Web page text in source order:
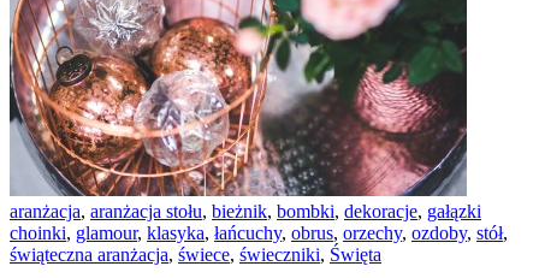
aranżacja, aranżacja stołu, bieżnik, bombki, dekoracje, gałązki
choinki, glamour, klasyka, łańcuchy, obrus, orzechy, ozdoby, stół,
świąteczna aranżacja, świece, świeczniki, Święta